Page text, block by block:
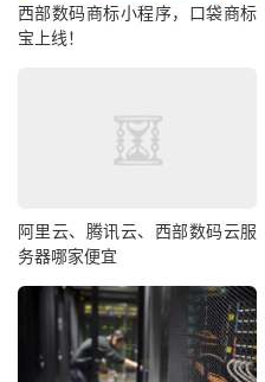
西部数码商标小程序，口袋商标
宝上线！
阿里云、腾讯云、西部数码云服
务器哪家便宜